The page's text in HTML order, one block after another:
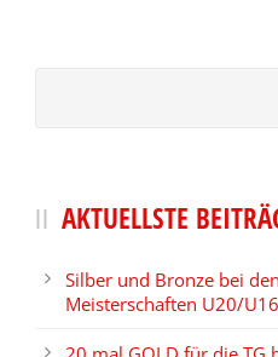
AKTUELLSTE
Silber und Bronze bei
Meisterschaften U20/U16